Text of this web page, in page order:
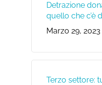
Detrazione
quello che c’è
Marzo 29, 2023
Terzo settore: